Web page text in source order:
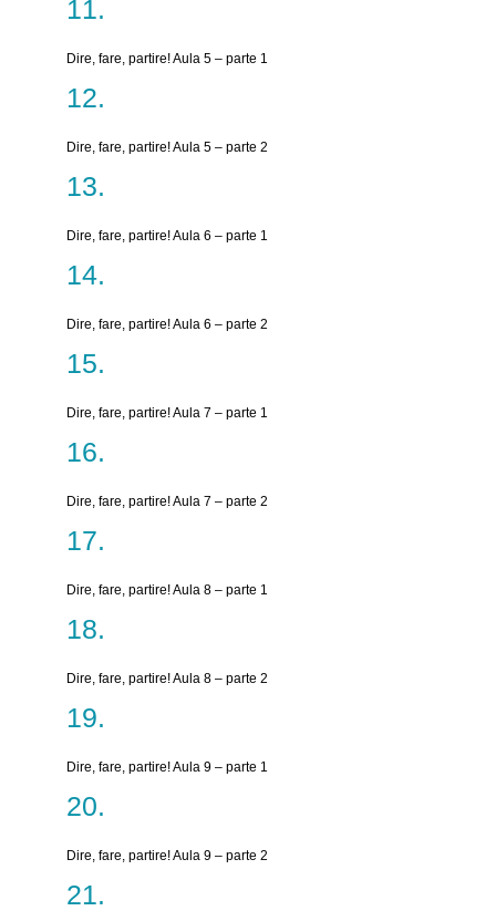
Dire, fare, partire! Aula 5 – parte 1
Dire, fare, partire! Aula 5 – parte 2
Dire, fare, partire! Aula 6 – parte 1
Dire, fare, partire! Aula 6 – parte 2
Dire, fare, partire! Aula 7 – parte 1
Dire, fare, partire! Aula 7 – parte 2
Dire, fare, partire! Aula 8 – parte 1
Dire, fare, partire! Aula 8 – parte 2
Dire, fare, partire! Aula 9 – parte 1
Dire, fare, partire! Aula 9 – parte 2